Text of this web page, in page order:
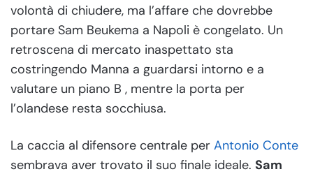
volontà di chiudere, ma l’affare che dovrebbe
portare Sam Beukema a Napoli è congelato. Un
retroscena di mercato inaspettato sta
costringendo Manna a guardarsi intorno e a
valutare un piano B , mentre la porta per
l’olandese resta socchiusa.
La caccia al difensore centrale per Antonio Conte
sembrava aver trovato il suo finale ideale. Sam